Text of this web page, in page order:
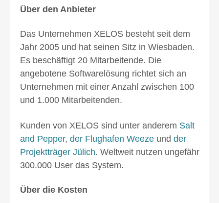
Über den Anbieter
Das Unternehmen XELOS besteht seit dem
Jahr 2005 und hat seinen Sitz in Wiesbaden.
Es beschäftigt 20 Mitarbeitende. Die
angebotene Software­lösung richtet sich an
Unternehmen mit einer Anzahl zwischen 100
und 1.000 Mitarbeitenden.
Kunden von XELOS sind unter anderem Salt
and Pepper, der Flughafen Weeze und der
Projekt­träger Jülich. Weltweit nutzen ungefähr
300.000 User das System.
Über die Kosten